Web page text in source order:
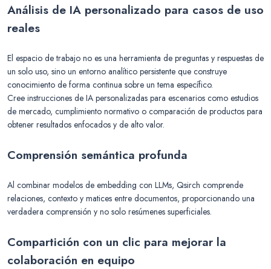
Análisis de IA personalizado para casos de uso
reales
El espacio de trabajo no es una herramienta de preguntas y respuestas de
un solo uso, sino un entorno analítico persistente que construye
conocimiento de forma continua sobre un tema específico.
Cree instrucciones de IA personalizadas para escenarios como estudios
de mercado, cumplimiento normativo o comparación de productos para
obtener resultados enfocados y de alto valor.
Comprensión semántica profunda
Al combinar modelos de embedding con LLMs, Qsirch comprende
relaciones, contexto y matices entre documentos, proporcionando una
verdadera comprensión y no solo resúmenes superficiales.
Compartición con un clic para mejorar la
colaboración en equipo